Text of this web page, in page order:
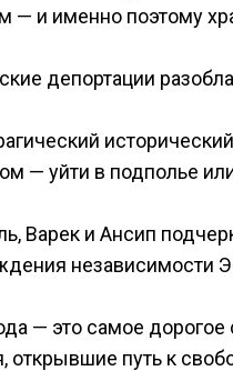
— и именно поэтому
депортации
— уйти в подполье
Варек и Ансип
независимости
— это самое
открывшие путь к